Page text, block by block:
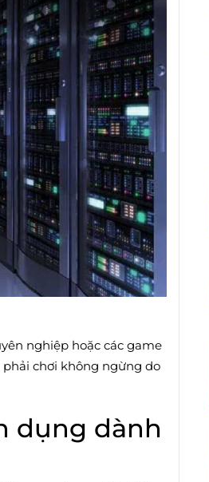
nghiệp hoặc các game
chơi không ngừng do
dụng dành